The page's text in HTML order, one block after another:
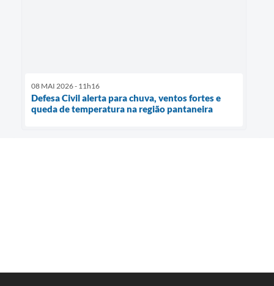
08 MAI 2026 - 11h16
Defesa Civil alerta para chuva, ventos fortes e
queda de temperatura na região pantaneira